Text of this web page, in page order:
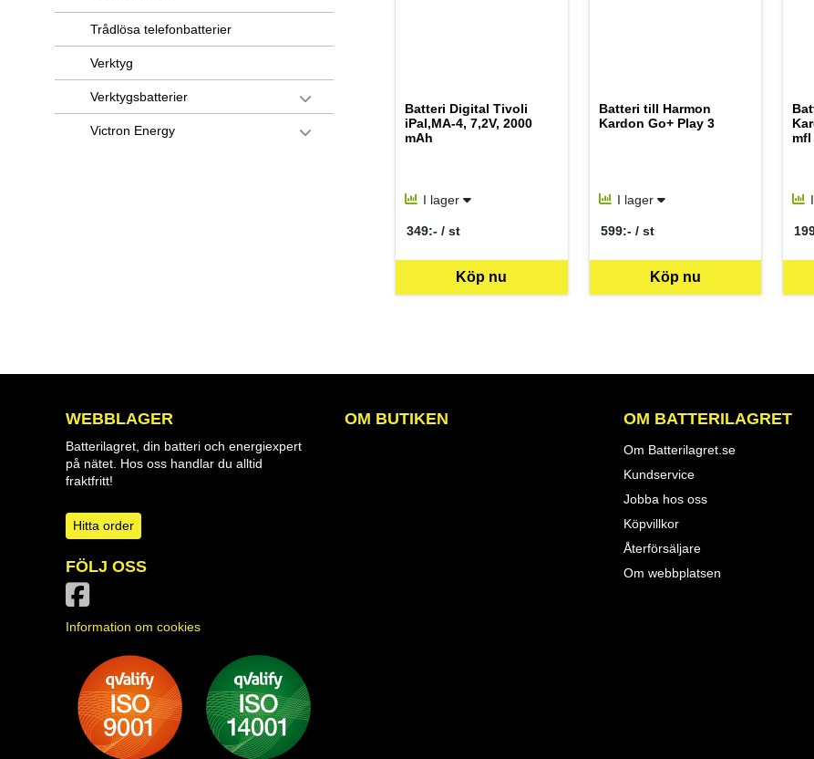
Trådlösa telefonbatterier
Verktyg
Verktygsbatterier
Victron Energy
Batteri Digital Tivoli
iPal,MA-4, 7,2V, 2000
mAh
I lager
Köp nu
349:- / st
SEK per ST
Batteri till Harmon
Kardon Go+ Play 3
I lager
Köp nu
599:- / st
SEK per ST
mfl
WEBBLAGER
Batterilagret, din batteri och energiexpert
på nätet. Hos oss handlar du alltid
fraktfritt!
Hitta order
FÖLJ OSS
Information om cookies
OM BUTIKEN OM BATTERILAGRET
Om Batterilagret.se
Kundservice
Jobba hos oss
Köpvillkor
Återförsäljare
Om webbplatsen